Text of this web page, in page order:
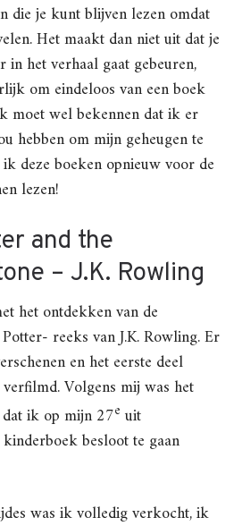
die je kunt blijven lezen omdat
Het maakt dan niet uit dat je
in het verhaal gaat gebeuren,
om eindeloos van een boek
moet wel bekennen dat ik er
hebben om mijn geheugen te
deze boeken opnieuw voor de
lezen!
and the
– J.K. Rowling
het ontdekken van de
reeks van J.K. Rowling. Er
en het eerste deel
Volgens mij was het
ik op mijn 27e uit
besloot te gaan
was ik volledig verkocht, ik